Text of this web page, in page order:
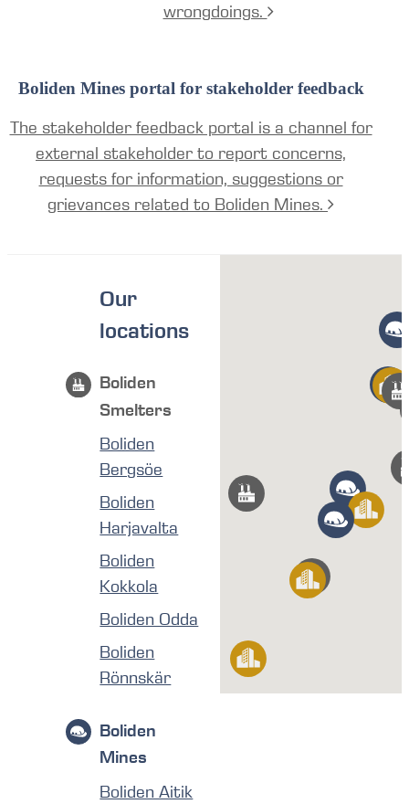
wrongdoings.
Boliden Mines portal for stakeholder feedback
The stakeholder feedback portal is a channel for
external stakeholder to report concerns,
requests for information, suggestions or
grievances related to Boliden Mines.
Our
locations
Boliden
Smelters
Boliden
Bergsöe
Boliden
Harjavalta
Boliden
Kokkola
Boliden Odda
Boliden
Rönnskär
Boliden
Mines
Boliden Aitik